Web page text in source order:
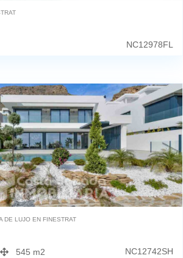
NC12978FL
DE LUJO EN FINESTRAT
545 m2 NC12742SH